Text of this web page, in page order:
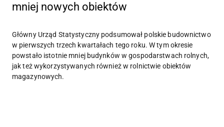
mniej nowych obiektów
Główny Urząd Statystyczny podsumował polskie budownictwo
w pierwszych trzech kwartałach tego roku. W tym okresie
powstało istotnie mniej budynków w gospodarstwach rolnych,
jak też wykorzystywanych również w rolnictwie obiektów
magazynowych.